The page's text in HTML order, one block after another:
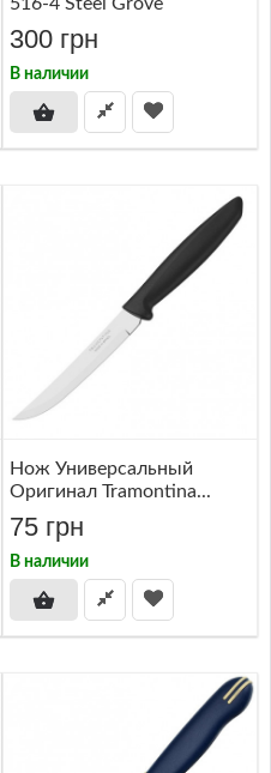
300 грн
В наличии
Нож Универсальный
Оригинал Tramontina...
75 грн
В наличии